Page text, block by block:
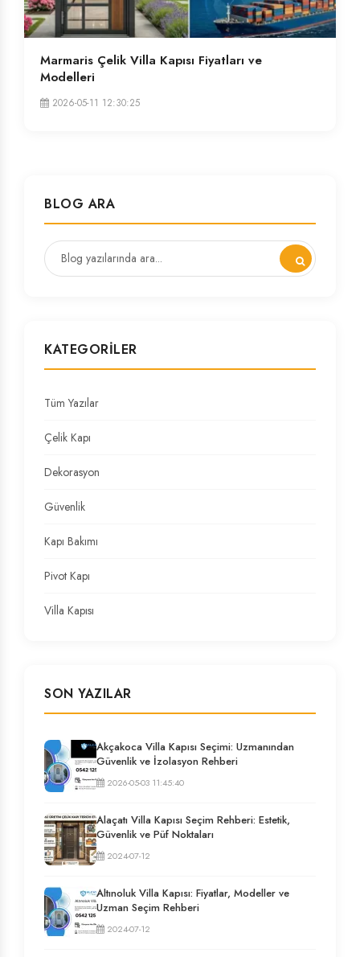
Marmaris Çelik Villa Kapısı Fiyatları ve
Modelleri
2026-05-11 12:30:25
BLOG ARA
KATEGORILER
Tüm Yazılar
Çelik Kapı
Dekorasyon
Güvenlik
Kapı Bakımı
Pivot Kapı
Villa Kapısı
SON YAZILAR
Akçakoca Villa Kapısı Seçimi: Uzmanından
Güvenlik ve İzolasyon Rehberi
2026-05-03 11:45:40
Alaçatı Villa Kapısı Seçim Rehberi: Estetik,
Güvenlik ve Püf Noktaları
2024-07-12
Altınoluk Villa Kapısı: Fiyatlar, Modeller ve
Uzman Seçim Rehberi
2024-07-12